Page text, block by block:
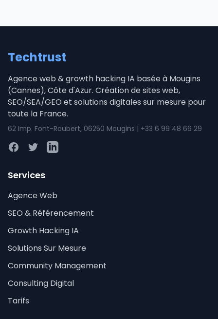
Techtrust
Agence web & growth hacking IA basée à Mougins
(Cannes), Côte d'Azur. Création de sites web,
SEO/SEA/GEO et solutions digitales sur mesure pour
toute la France.
62 Imp. Font-Roubert, 06250 Mougins | +33 6 99 48 66 29
FacebookTwitterLinkedIn
Services
Agence Web
SEO & Référencement
Growth Hacking IA
Solutions Sur Mesure
Community Management
Consulting Digital
Tarifs